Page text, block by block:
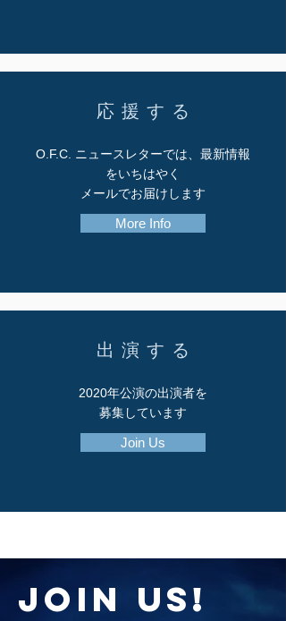
応 援 す る
O.F.C. ニュースレターでは、最新情報
をいちはやく
メールでお届けします
More Info
出 演 す る
2020年公演の出演者を
募集しています
Join Us
JOIN ​ US!